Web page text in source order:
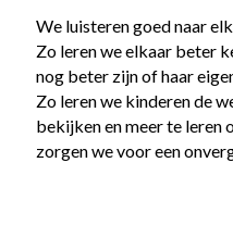
We luisteren goed naar
Zo leren we elkaar beter
nog beter zijn of haar
Zo leren we kinderen de
bekijken en meer te leren
zorgen we voor een